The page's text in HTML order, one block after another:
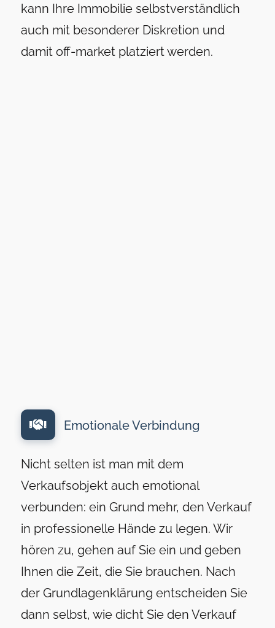
kann Ihre Immobilie selbstverständlich
auch mit besonderer Diskretion und
damit off-market platziert werden.
Emotionale Verbindung
Nicht selten ist man mit dem
Verkaufsobjekt auch emotional
verbunden: ein Grund mehr, den Verkauf
in professionelle Hände zu legen. Wir
hören zu, gehen auf Sie ein und geben
Ihnen die Zeit, die Sie brauchen. Nach
der Grundlagenklärung entscheiden Sie
dann selbst, wie dicht Sie den Verkauf